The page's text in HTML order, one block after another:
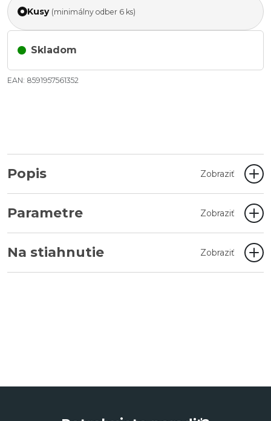
Kusy (minimálny odber 6 ks)
Skladom
EAN: 8591957561352
Popis Zobraziť
Parametre Zobraziť
Na stiahnutie Zobraziť